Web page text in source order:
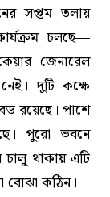
সপ্তম তলায়
চলছে—
জেনারেল
দুটি কক্ষে
রয়েছে। পাশে
পুরো ভবনে
থাকায় এটি
বোঝা কঠিন।